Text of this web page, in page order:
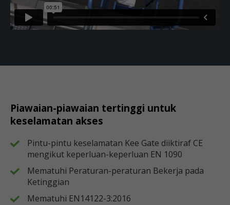
Piawaian-piawaian tertinggi untuk
keselamatan akses
Pintu-pintu keselamatan Kee Gate diiktiraf CE
mengikut keperluan-keperluan EN 1090
Mematuhi Peraturan-peraturan Bekerja pada
Ketinggian
Mematuhi EN14122-3:2016